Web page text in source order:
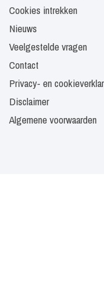
Cookies intrekken
Nieuws
Veelgestelde vragen
Contact
Privacy- en
Disclaimer
Algemene voorwaarden